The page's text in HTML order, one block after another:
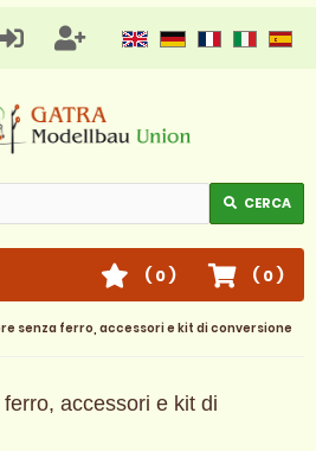
CERCA
( 0)
( 0)
senza ferro, accessori e kit di conversione
accessori e kit di